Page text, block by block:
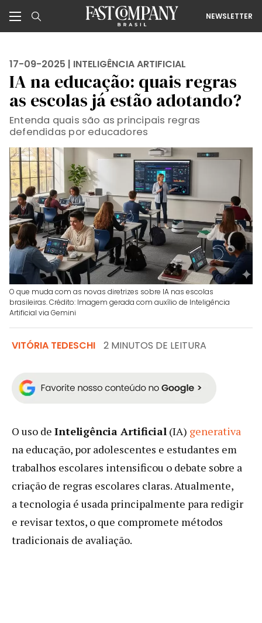
NEWSLETTER
17-09-2025 | INTELIGÊNCIA ARTIFICIAL
IA na educação: quais regras
as escolas já estão adotando?
Entenda quais são as principais regras
defendidas por educadores
O que muda com as novas diretrizes sobre IA nas escolas
brasileiras. Crédito: Imagem gerada com auxílio de Inteligência
Artificial via Gemini
VITÓRIA TEDESCHI 2 MINUTOS DE LEITURA
O uso de Inteligência Artificial (IA) generativa
na educação, por adolescentes e estudantes em
trabalhos escolares intensificou o debate sobre a
criação de regras escolares claras. Atualmente,
a tecnologia é usada principalmente para redigir
e revisar textos, o que compromete métodos
tradicionais de avaliação.